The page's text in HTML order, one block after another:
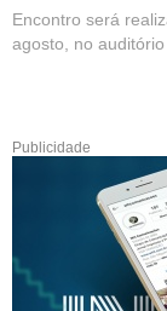
próxima
de
Encontro será
agosto, no
Publicidade